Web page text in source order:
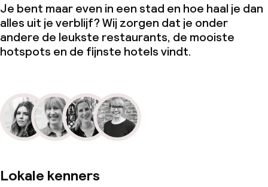
Je bent maar even in een stad en hoe haal je dan
alles uit je verblijf? Wij zorgen dat je onder
andere de leukste restaurants, de mooiste
hotspots en de fijnste hotels vindt.
Lokale kenners